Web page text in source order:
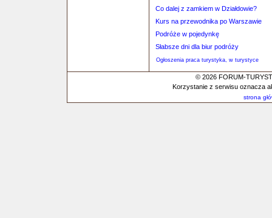
Co dalej z zamkiem w Działdowie?
Kurs na przewodnika po Warszawie
Podróże w pojedynkę
Słabsze dni dla biur podróży
Ogłoszenia praca turystyka, w turystyce
© 2026 FORUM-
Korzystanie z serwisu oznacza
strona